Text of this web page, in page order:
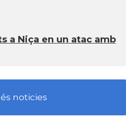
general a Bayonne
a Niça en un atac amb
noticies